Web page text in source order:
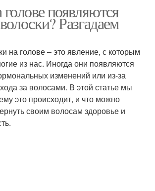
появляются
Разгадаем
на голове – это явление, с которым
из нас. Иногда они появляются
изменений или из-за
за волосами. В этой статье мы
это происходит, и что можно
своим волосам здоровье и